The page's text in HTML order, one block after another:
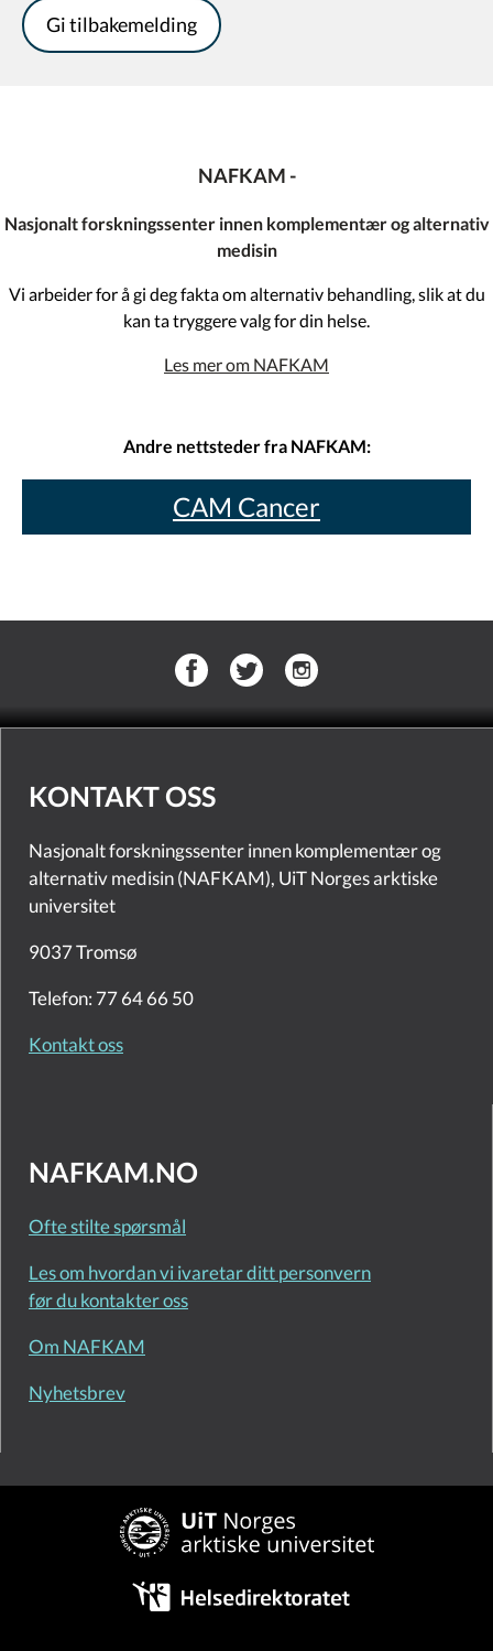
Gi tilbakemelding
NAFKAM -
Nasjonalt forskningssenter innen komplementær og alternativ
medisin
Vi arbeider for å gi deg fakta om alternativ behandling, slik at du
kan ta tryggere valg for din helse.
Les mer om NAFKAM
Andre nettsteder fra NAFKAM:
CAM Cancer
KONTAKT OSS
Nasjonalt forskningssenter innen komplementær og
alternativ medisin (NAFKAM), UiT Norges arktiske
universitet
9037 Tromsø
Telefon: 77 64 66 50
Kontakt oss
NAFKAM.NO
Ofte stilte spørsmål
Les om hvordan vi ivaretar ditt personvern
før du kontakter oss
Om NAFKAM
Nyhetsbrev